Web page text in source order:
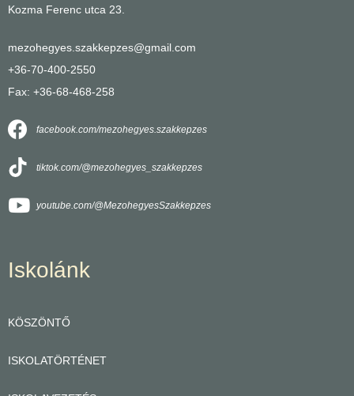
Kozma Ferenc utca 23.
mezohegyes.szakkepzes@gmail.com
+36-70-400-2550
Fax: +36-68-468-258
facebook.com/mezohegyes.szakkepzes
tiktok.com/@mezohegyes_szakkepzes
youtube.com/@MezohegyesSzakkepzes
Iskolánk
KÖSZÖNTŐ
ISKOLATÖRTÉNET